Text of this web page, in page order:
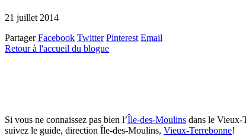
21 juillet 2014
Partager Facebook Twitter Pinterest Email
Retour à l'accueil du blogue
Si vous ne connaissez pas bien l’Île-des-Moulins dans le Vieux-
suivez le guide, direction Île-des-Moulins, Vieux-Terrebonne!